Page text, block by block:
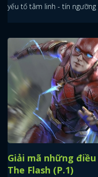
yếu tố tâm linh - tín
Giải mã những
The Flash (P.1)